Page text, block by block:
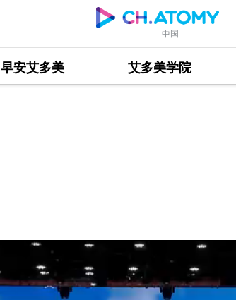
中国
早安艾多美 艾多美学院